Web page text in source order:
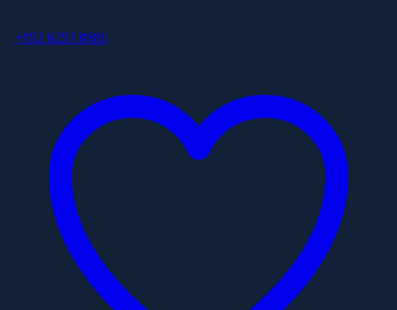
+852 6253 8886